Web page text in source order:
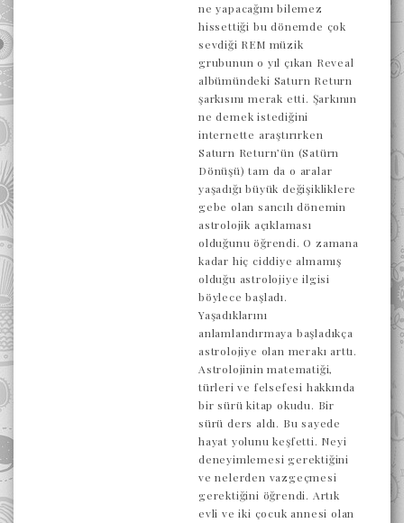
ne yapacağını bilemez
hissettiği bu dönemde çok
sevdiği REM müzik
grubunun o yıl çıkan Reveal
albümündeki Saturn Return
şarkısını merak etti. Şarkının
ne demek istediğini
internette araştırırken
Saturn Return’ün (Satürn
Dönüşü) tam da o aralar
yaşadığı büyük değişikliklere
gebe olan sancılı dönemin
astrolojik açıklaması
olduğunu öğrendi. O zamana
kadar hiç ciddiye almamış
olduğu astrolojiye ilgisi
böylece başladı.
Yaşadıklarını
anlamlandırmaya başladıkça
astrolojiye olan merakı arttı.
Astrolojinin matematiği,
türleri ve felsefesi hakkında
bir sürü kitap okudu. Bir
sürü ders aldı. Bu sayede
hayat yolunu keşfetti. Neyi
deneyimlemesi gerektiğini
ve nelerden vazgeçmesi
gerektiğini öğrendi. Artık
evli ve iki çocuk annesi olan